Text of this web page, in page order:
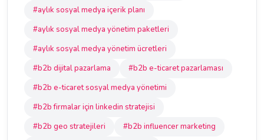
#aylık sosyal medya içerik planı
#aylık sosyal medya yönetim paketleri
#aylık sosyal medya yönetim ücretleri
#b2b dijital pazarlama
#b2b e-ticaret pazarlaması
#b2b e-ticaret sosyal medya yönetimi
#b2b firmalar için linkedin stratejisi
#b2b geo stratejileri
#b2b influencer marketing